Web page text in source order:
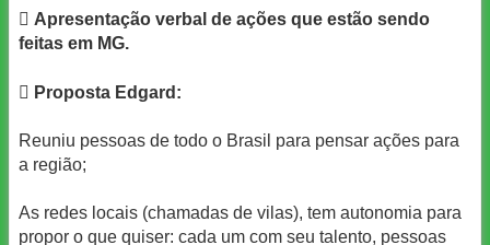
 Apresentação verbal de ações que estão sendo
feitas em MG.
 Proposta Edgard:
Reuniu pessoas de todo o Brasil para pensar ações para
a região;
As redes locais (chamadas de vilas), tem autonomia para
propor o que quiser: cada um com seu talento, pessoas